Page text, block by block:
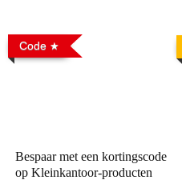
Code
Bespaar met een kortingscode
op Kleinkantoor-producten